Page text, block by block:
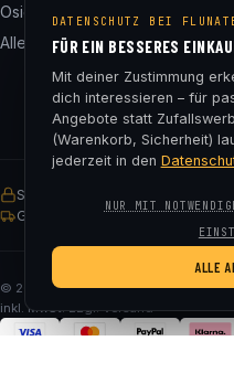
Osight
Alle 24 Marken
SSL-verschlüsselt
Gratis Versand ab € 75
© 2026 Fluna Tec & Research GmbH
inkl. MwSt. zzgl. Versand
DATENSCHUTZ BEI
FÜR EIN BESSERES
Mit deiner Zustimmung
dich interessieren – für
Angebote statt
(Warenkorb, Sicherheit)
jederzeit in den
ALLE
NUR MIT